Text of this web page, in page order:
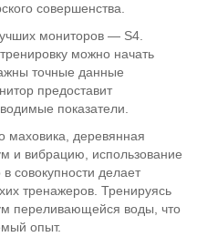
совершенства.
мониторов — S4.
можно начать
точные данные
предоставит
показатели.
маховика, деревянная
и вибрацию, использование
совокупности делает
тренажеров. Тренируясь
переливающейся воды, что
опыт.